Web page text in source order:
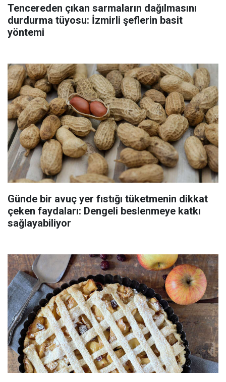
Tencereden çıkan sarmaların dağılmasını
durdurma tüyosu: İzmirli şeflerin basit
yöntemi
Günde bir avuç yer fıstığı tüketmenin dikkat
çeken faydaları: Dengeli beslenmeye katkı
sağlayabiliyor